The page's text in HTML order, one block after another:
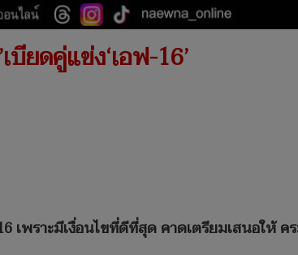
ยดคู่แข่ง‘เอฟ-16’
พราะมีเงื่อนไขที่ดีที่สุด คาดเตรียมเสนอให้